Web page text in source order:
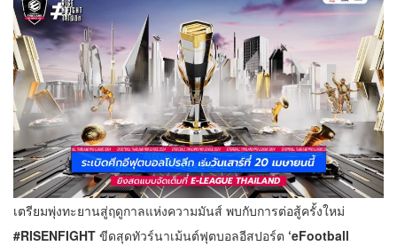
เตรียมพุ่งทะยานสู่ฤดูกาลแห่งความมันส์ พบกับการต่อสู้ครั้งใหม่
#RISENFIGHT ขีดสุดทัวร์นาเม้นต์ฟุตบอลอีสปอร์ต ‘eFootball